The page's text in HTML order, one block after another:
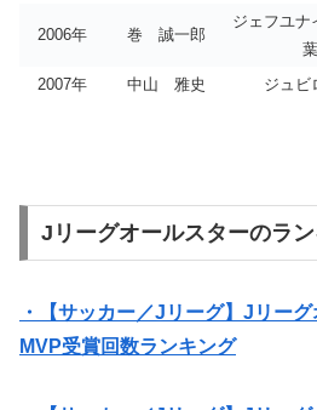
2006年 巻 誠一郎
ジェフユナ
葉
2007年
中山 雅史 ジュビ
Jリーグオールスターのラ
・【サッカー／Jリーグ】Jリー
MVP受賞回数ランキング